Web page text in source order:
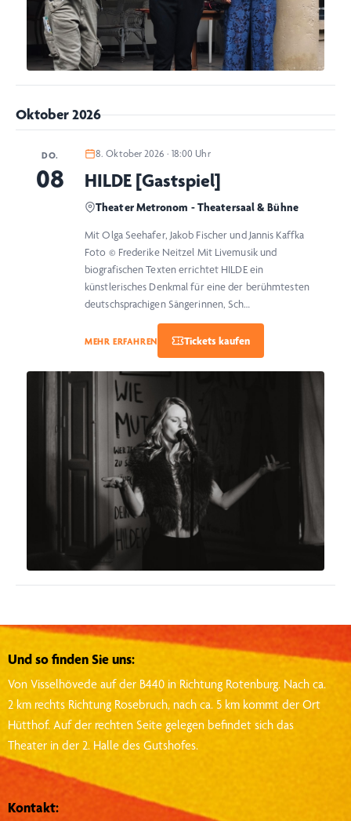
Oktober 2026
DO.
08
8. Oktober 2026 · 18:00 Uhr
HILDE [Gastspiel]
Theater Metronom - Theatersaal & Bühne
Mit Olga Seehafer, Jakob Fischer und Jannis Kaffka
Foto © Frederike Neitzel Mit Livemusik und
biografischen Texten errichtet HILDE ein
künstlerisches Denkmal für eine der berühmtesten
deutschsprachigen Sängerinnen, Sch…
MEHR ERFAHREN
Und so finden Sie uns:
Von Visselhövede auf der B440 in Richtung Rotenburg. Nach ca.
2 km rechts Richtung Rosebruch, nach ca. 5 km kommt der Ort
Hütthof. Auf der rechten Seite gelegen befindet sich das
Theater in der 2. Halle des Gutshofes.
Kontakt: